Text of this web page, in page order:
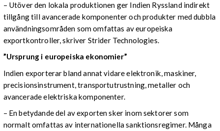
– Utöver den lokala produktionen ger Indien Ryssland indirekt
tillgång till avancerade komponenter och produkter med dubbla
användningsområden som omfattas av europeiska
exportkontroller, skriver Strider Technologies.
”Ursprung i europeiska ekonomier”
Indien exporterar bland annat vidare elektronik, maskiner,
precisionsinstrument, transportutrustning, metaller och
avancerade elektriska komponenter.
– En betydande del av exporten sker inom sektorer som
normalt omfattas av internationella sanktionsregimer. Många